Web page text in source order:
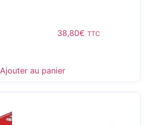
38,80€ TTC
Ajouter au panier